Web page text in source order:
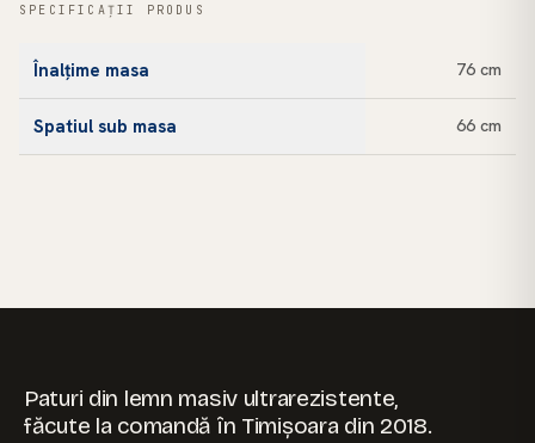
SPECIFICAȚII PRODUS
Înalțime masa 76 cm
Spatiul sub masa 66 cm
Paturi din lemn masiv ultrarezistente,
făcute la comandă în Timișoara din 2018.